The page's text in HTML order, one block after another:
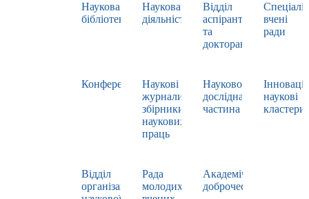
Наукова
бібліотека
Наукова
діяльність
Відділ
аспірантури
та
докторантури
вчені
ради
Конференції
Наукові
журнали,
збірники
наукових
праць
Науково-
дослідна
частина
наукові
кластери
Відділ
організації
Рада
молодих
Академічна
доброчесність